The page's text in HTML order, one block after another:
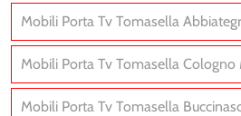
Mobili Porta Tv Tomasella
Mobili Porta Tv Tomasella Cologno
Mobili Porta Tv Tomasella